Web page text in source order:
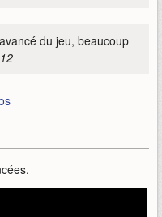
du jeu, beaucoup